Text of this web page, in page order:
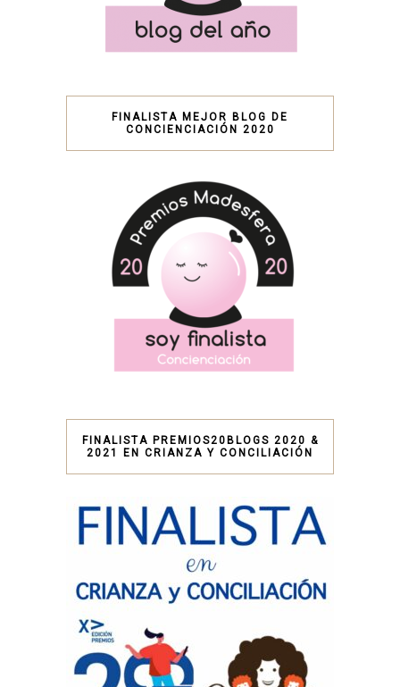
FINALISTA MEJOR BLOG DE
CONCIENCIACIÓN 2020
FINALISTA PREMIOS20BLOGS 2020 &
2021 EN CRIANZA Y CONCILIACIÓN